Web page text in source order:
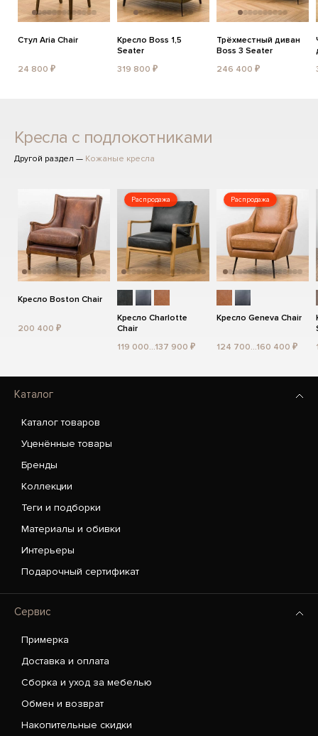
Стул Aria Chair
24 800 ₽
Кресло Boss 1,5
Seater
319 800 ₽
Трёхместный диван
Boss 3 Seater
246 400 ₽
Кресла с подлокотниками
Другой раздел — Кожаные кресла
Кресло Boston Chair
200 400 ₽
Распродажа
Кресло Charlotte
Chair
119 000...137 900 ₽
Распродажа
Кресло Geneva Chair
124 700...160 400 ₽
Каталог
Каталог товаров
Уценённые товары
Бренды
Коллекции
Теги и подборки
Материалы и обивки
Интерьеры
Подарочный сертификат
Сервис
Примерка
Доставка и оплата
Сборка и уход за мебелью
Обмен и возврат
Накопительные скидки